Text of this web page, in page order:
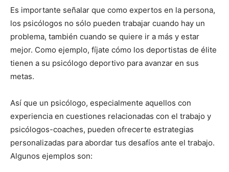
Es importante señalar que como expertos en la persona,
los psicólogos no sólo pueden trabajar cuando hay un
problema, también cuando se quiere ir a más y estar
mejor. Como ejemplo, fíjate cómo los deportistas de élite
tienen a su psicólogo deportivo para avanzar en sus
metas.
Así que un psicólogo, especialmente aquellos con
experiencia en cuestiones relacionadas con el trabajo y
psicólogos-coaches, pueden ofrecerte estrategias
personalizadas para abordar tus desafíos ante el trabajo.
Algunos ejemplos son: